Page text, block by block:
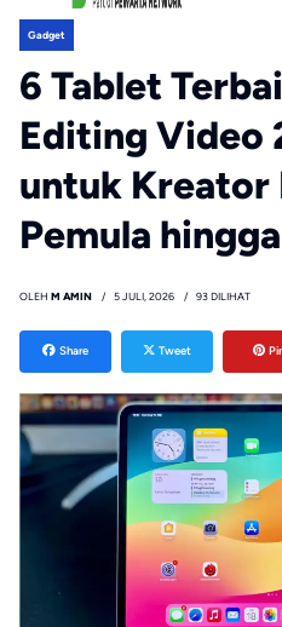
Gadget
6 Tablet
Editing Video
untuk Kreator
Pemula
OLEH M AMIN 5 JULI, 2026 93 DILIHAT
Share Tweet